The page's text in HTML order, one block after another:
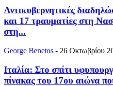
Αντικυβερνητικές
και 17 τραυματίες στη
στη...
George Benetos - 26 Οκτωβρίου
Ιταλία: Στο σπίτι
πίνακας του 17ου αιώνα